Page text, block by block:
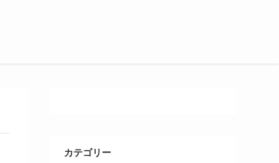
カテゴリー